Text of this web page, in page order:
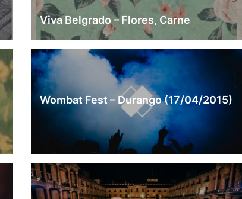
Viva Belgrado – Flores, Carne
Wombat Fest – Durango (17/04/2015)